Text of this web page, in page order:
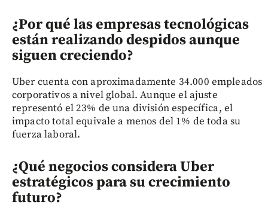
¿Por qué las empresas tecnológicas
están realizando despidos aunque
siguen creciendo?
Uber cuenta con aproximadamente 34.000 empleados
corporativos a nivel global. Aunque el ajuste
representó el 23% de una división específica, el
impacto total equivale a menos del 1% de toda su
fuerza laboral.
¿Qué negocios considera Uber
estratégicos para su crecimiento
futuro?